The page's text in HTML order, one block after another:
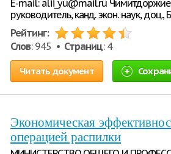
E-mail: alii_yu@mail.ru
руководитель, канд. экон. наук,
Рейтинг:
Слов: 945 • Страниц: 4
Читать документ
Экономическая
операцией распилки